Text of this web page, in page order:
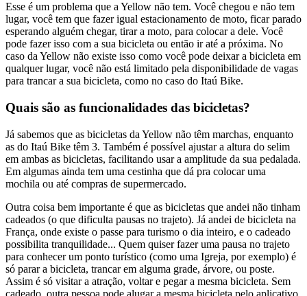
Esse é um problema que a Yellow não tem. Você chegou e não tem
lugar, você tem que fazer igual estacionamento de moto, ficar parado
esperando alguém chegar, tirar a moto, para colocar a dele. Você
pode fazer isso com a sua bicicleta ou então ir até a próxima. No
caso da Yellow não existe isso como você pode deixar a bicicleta em
qualquer lugar, você não está limitado pela disponibilidade de vagas
para trancar a sua bicicleta, como no caso do Itaú Bike.
Quais são as funcionalidades das bicicletas?
Já sabemos que as bicicletas da Yellow não têm marchas, enquanto
as do Itaú Bike têm 3. Também é possível ajustar a altura do selim
em ambas as bicicletas, facilitando usar a amplitude da sua pedalada.
Em algumas ainda tem uma cestinha que dá pra colocar uma
mochila ou até compras de supermercado.
Outra coisa bem importante é que as bicicletas que andei não tinham
cadeados (o que dificulta pausas no trajeto). Já andei de bicicleta na
França, onde existe o passe para turismo o dia inteiro, e o cadeado
possibilita tranquilidade... Quem quiser fazer uma pausa no trajeto
para conhecer um ponto turístico (como uma Igreja, por exemplo) é
só parar a bicicleta, trancar em alguma grade, árvore, ou poste.
Assim é só visitar a atração, voltar e pegar a mesma bicicleta. Sem
cadeado, outra pessoa pode alugar a mesma bicicleta pelo aplicativo,